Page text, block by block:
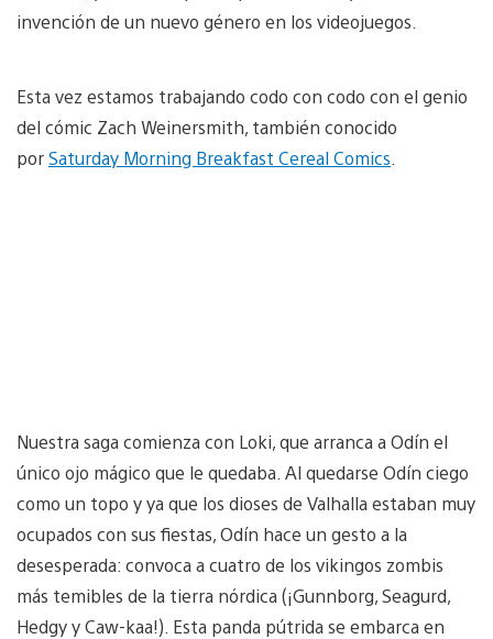
invención de un nuevo género en los videojuegos.
Esta vez estamos trabajando codo con codo con el genio
del cómic Zach Weinersmith, también conocido
porSaturday Morning Breakfast Cereal Comics
Nuestra saga comienza con Loki, que arranca a Odín el
único ojo mágico que le quedaba. Al quedarse Odín ciego
como un topo y ya que los dioses de Valhalla estaban muy
ocupados con sus fiestas, Odín hace un gesto a la
desesperada: convoca a cuatro de los vikingos zombis
más temibles de la tierra nórdica (¡Gunnborg, Seagurd,
Hedgy y Caw-kaa!). Esta panda pútrida se embarca en